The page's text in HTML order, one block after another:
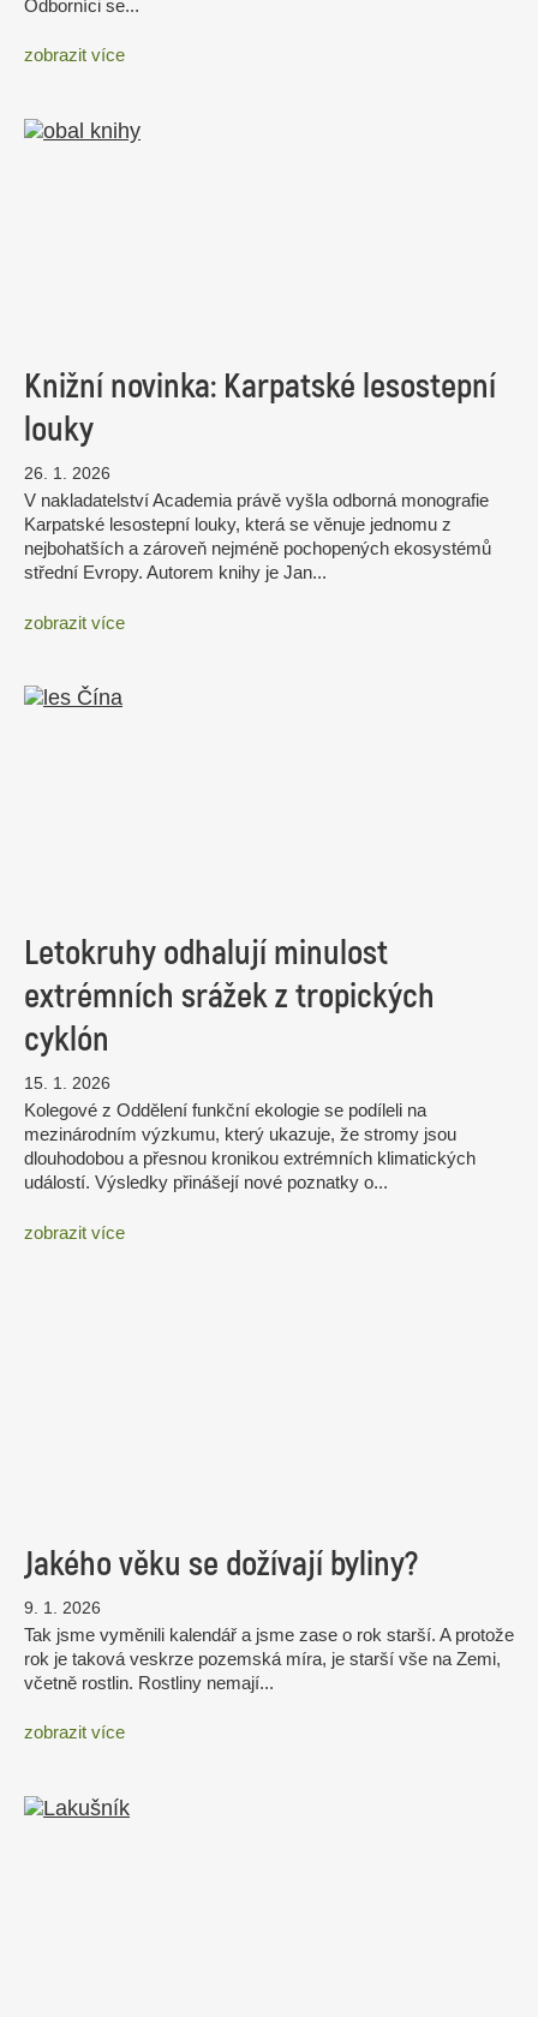
Odborníci se...
zobrazit více
Knižní novinka: Karpatské lesostepní
louky
26. 1. 2026
V nakladatelství Academia právě vyšla odborná monografie
Karpatské lesostepní louky, která se věnuje jednomu z
nejbohatších a zároveň nejméně pochopených ekosystémů
střední Evropy. Autorem knihy je Jan...
zobrazit více
Letokruhy odhalují minulost
extrémních srážek z tropických
cyklón
15. 1. 2026
Kolegové z Oddělení funkční ekologie se podíleli na
mezinárodním výzkumu, který ukazuje, že stromy jsou
dlouhodobou a přesnou kronikou extrémních klimatických
událostí. Výsledky přinášejí nové poznatky o...
zobrazit více
Jakého věku se dožívají byliny?
9. 1. 2026
Tak jsme vyměnili kalendář a jsme zase o rok starší. A protože
rok je taková veskrze pozemská míra, je starší vše na Zemi,
včetně rostlin. Rostliny nemají...
zobrazit více